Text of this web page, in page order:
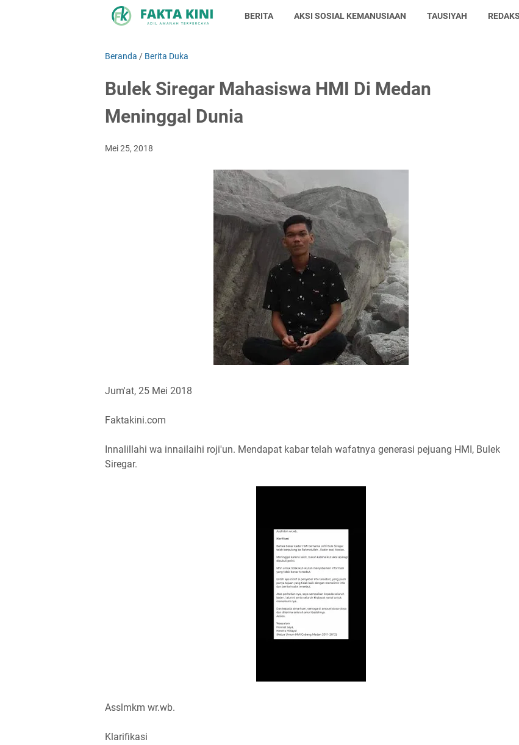
BERITA AKSI SOSIAL KEMANUSIAAN TAUSIYAH
Beranda / Berita Duka
Bulek Siregar Mahasiswa HMI Di Medan
Meninggal Dunia
Mei 25, 2018
Jum'at, 25 Mei 2018
Faktakini.com
Innalillahi wa innailaihi roji'un. Mendapat kabar telah wafatnya generasi pejuang HMI, Bulek
Siregar.
Asslmkm wr.wb.
Klarifikasi